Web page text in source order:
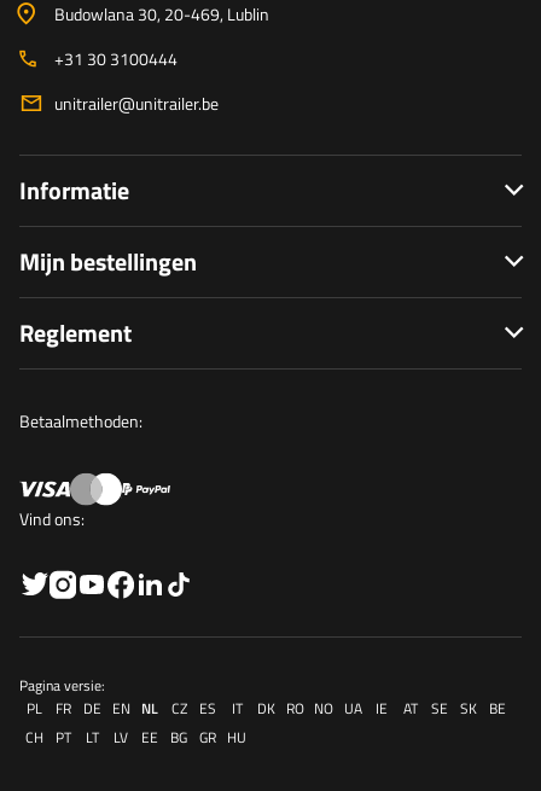
Budowlana 30, 20-469, Lublin
+31 30 3100444
unitrailer@unitrailer.be
Informatie
Mijn bestellingen
Reglement
Betaalmethoden:
Vind ons:
Pagina versie:
PL
FR DE EN NL CZ ES IT DK RO NO UA IE AT SE SK BE
CH
PT LT LV EE BG GR HU